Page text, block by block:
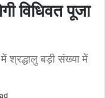
विधिवत पूजा
श्रद्धालु बड़ी संख्या में